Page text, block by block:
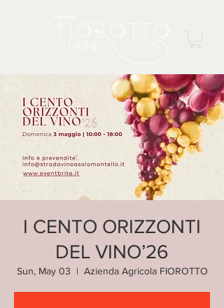
I CENTO ORIZZONTI
DEL VINO’26
Sun, May 03
  |
Azienda Agricola FIOROTTO